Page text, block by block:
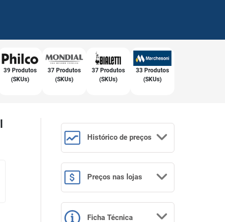
39 Produtos
(SKUs)
37 Produtos
(SKUs)
37 Produtos
(SKUs)
33 Produtos
(SKUs)
Histórico de preços
Preços nas lojas
Ficha Técnica